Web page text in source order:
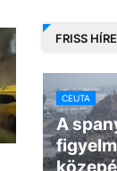
FRISS
CEUTA
A